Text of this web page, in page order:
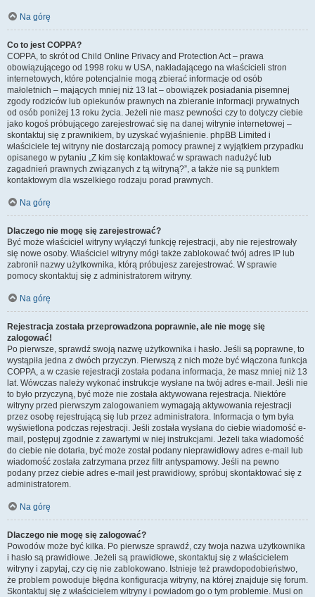
Na górę
Co to jest COPPA?
COPPA, to skrót od Child Online Privacy and Protection Act – prawa
obowiązującego od 1998 roku w USA, nakładającego na właścicieli stron
internetowych, które potencjalnie mogą zbierać informacje od osób
małoletnich – mających mniej niż 13 lat – obowiązek posiadania pisemnej
zgody rodziców lub opiekunów prawnych na zbieranie informacji prywatnych
od osób poniżej 13 roku życia. Jeżeli nie masz pewności czy to dotyczy ciebie
jako kogoś próbującego zarejestrować się na danej witrynie internetowej –
skontaktuj się z prawnikiem, by uzyskać wyjaśnienie. phpBB Limited i
właściciele tej witryny nie dostarczają pomocy prawnej z wyjątkiem przypadku
opisanego w pytaniu „Z kim się kontaktować w sprawach nadużyć lub
zagadnień prawnych związanych z tą witryną?”, a także nie są punktem
kontaktowym dla wszelkiego rodzaju porad prawnych.
Na górę
Dlaczego nie mogę się zarejestrować?
Być może właściciel witryny wyłączył funkcję rejestracji, aby nie rejestrowały
się nowe osoby. Właściciel witryny mógł także zablokować twój adres IP lub
zabronił nazwy użytkownika, którą próbujesz zarejestrować. W sprawie
pomocy skontaktuj się z administratorem witryny.
Na górę
Rejestracja została przeprowadzona poprawnie, ale nie mogę się
zalogować!
Po pierwsze, sprawdź swoją nazwę użytkownika i hasło. Jeśli są poprawne, to
wystąpiła jedna z dwóch przyczyn. Pierwszą z nich może być włączona funkcja
COPPA, a w czasie rejestracji została podana informacja, że masz mniej niż 13
lat. Wówczas należy wykonać instrukcje wysłane na twój adres e-mail. Jeśli nie
to było przyczyną, być może nie została aktywowana rejestracja. Niektóre
witryny przed pierwszym zalogowaniem wymagają aktywowania rejestracji
przez osobę rejestrującą się lub przez administratora. Informacja o tym była
wyświetlona podczas rejestracji. Jeśli została wysłana do ciebie wiadomość e-
mail, postępuj zgodnie z zawartymi w niej instrukcjami. Jeżeli taka wiadomość
do ciebie nie dotarła, być może został podany nieprawidłowy adres e-mail lub
wiadomość została zatrzymana przez filtr antyspamowy. Jeśli na pewno
podany przez ciebie adres e-mail jest prawidłowy, spróbuj skontaktować się z
administratorem.
Na górę
Dlaczego nie mogę się zalogować?
Powodów może być kilka. Po pierwsze sprawdź, czy twoja nazwa użytkownika
i hasło są prawidłowe. Jeżeli są prawidłowe, skontaktuj się z właścicielem
witryny i zapytaj, czy cię nie zablokowano. Istnieje też prawdopodobieństwo,
że problem powoduje błędna konfiguracja witryny, na której znajduje się forum.
Skontaktuj się z właścicielem witryny i powiadom go o tym problemie. Musi on